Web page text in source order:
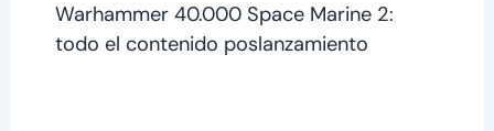
Warhammer 40.000 Space Marine 2:
todo el contenido poslanzamiento